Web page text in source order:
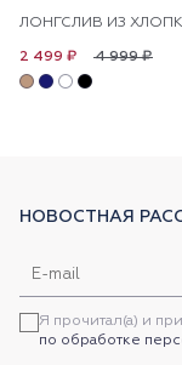
ЛОНГСЛИВ ИЗ
4 999 ₽
2 499 ₽
НОВОСТНАЯ
Я прочитал(а) и
по обработке